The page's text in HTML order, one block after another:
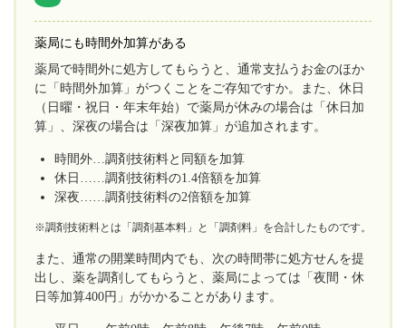
薬局にも時間外加算がある
薬局で時間外に処方してもらうと、通常支払うお金のほか
に「時間外加算」がつくことをご存知ですか。また、休日
（日曜・祝日・年末年始）で薬局が休みの場合は「休日加
算」、深夜の場合は「深夜加算」が追加されます。
時間外…調剤技術料と同額を加算
休日……調剤技術料の1.4倍額を加算
深夜……調剤技術料の2倍額を加算
※調剤技術料とは「調剤基本料」と「調剤料」を合計したものです。
また、通常の開業時間内でも、次の時間帯に処方せんを提
出し、薬を調剤してもらうと、薬局によっては「夜間・休
日等加算400円」がかかることがあります。